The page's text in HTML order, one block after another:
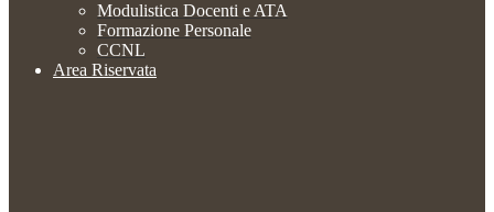
Modulistica Docenti e ATA
Formazione Personale
CCNL
Area Riservata